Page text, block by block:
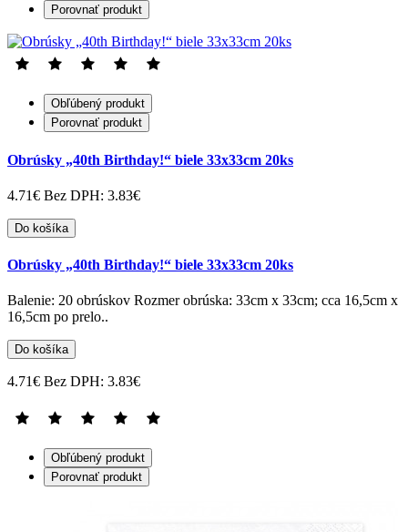
Porovnať produkt
Obľúbený produkt
Porovnať produkt
Obrúsky „40th Birthday!“ biele 33x33cm 20ks
4.71€ Bez DPH: 3.83€
Do košíka
Obrúsky „40th Birthday!“ biele 33x33cm 20ks
Balenie: 20 obrúskov Rozmer obrúska: 33cm x 33cm; cca 16,5cm x
16,5cm po prelo..
Do košíka
4.71€ Bez DPH: 3.83€
Obľúbený produkt
Porovnať produkt